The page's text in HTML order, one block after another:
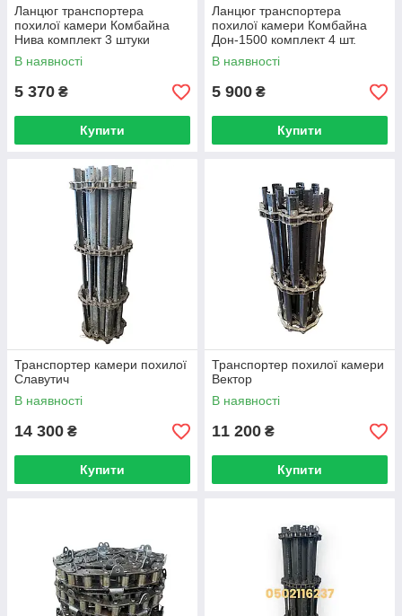
Ланцюг транспортера
похилої камери Комбайна
Нива комплект 3 штуки
В наявності
5 370 ₴
Купити
Ланцюг транспортера
похилої камери Комбайна
Дон-1500 комплект 4 шт.
В наявності
5 900 ₴
Купити
Транспортер камери похилої
Славутич
В наявності
14 300 ₴
Купити
Транспортер похилої камери
Вектор
В наявності
11 200 ₴
Купити